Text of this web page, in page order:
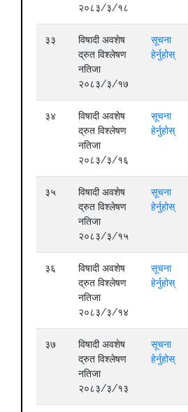
२०८३/३/१८
३३
विषादी अवशेष
द्रुत विश्लेषण
नतिजा
२०८३/३/१७
सूचना
हेर्नुहोस्
३४
विषादी अवशेष
द्रुत विश्लेषण
नतिजा
२०८३/३/१६
सूचना
हेर्नुहोस्
३५
विषादी अवशेष
द्रुत विश्लेषण
नतिजा
२०८३/३/१५
सूचना
हेर्नुहोस्
३६
विषादी अवशेष
द्रुत विश्लेषण
नतिजा
२०८३/३/१४
सूचना
हेर्नुहोस्
३७
विषादी अवशेष
द्रुत विश्लेषण
नतिजा
२०८३/३/१३
सूचना
हेर्नुहोस्